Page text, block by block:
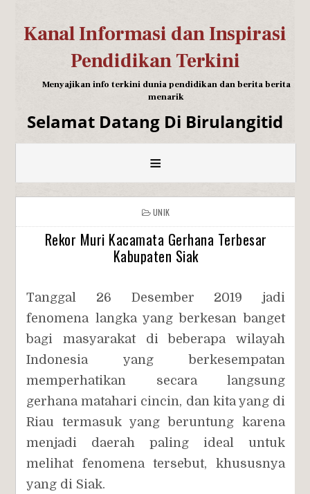
Kanal Informasi dan Inspirasi
Pendidikan Terkini
Menyajikan info terkini dunia pendidikan dan berita berita
menarik
Selamat Datang Di Birulangitid
≡
UNIK
Rekor Muri Kacamata Gerhana Terbesar
Kabupaten Siak
Tanggal 26 Desember 2019 jadi
fenomena langka yang berkesan banget
bagi masyarakat di beberapa wilayah
Indonesia yang berkesempatan
memperhatikan secara langsung
gerhana matahari cincin, dan kita yang di
Riau termasuk yang beruntung karena
menjadi daerah paling ideal untuk
melihat fenomena tersebut, khususnya
yang di Siak.